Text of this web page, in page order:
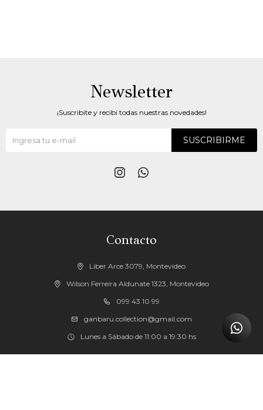
Contacto
Liber Arce 3079, Montevideo
Wilson Ferreira Aldunate 1323, Montevideo
099 43 10 99
ganbaru.collection@gmail.com
Lunes a Sábado de 11:00 a 19:30 hs
Newsletter
¡Suscribite y recibí todas nuestras novedades!
SUSCRIBIRME
 